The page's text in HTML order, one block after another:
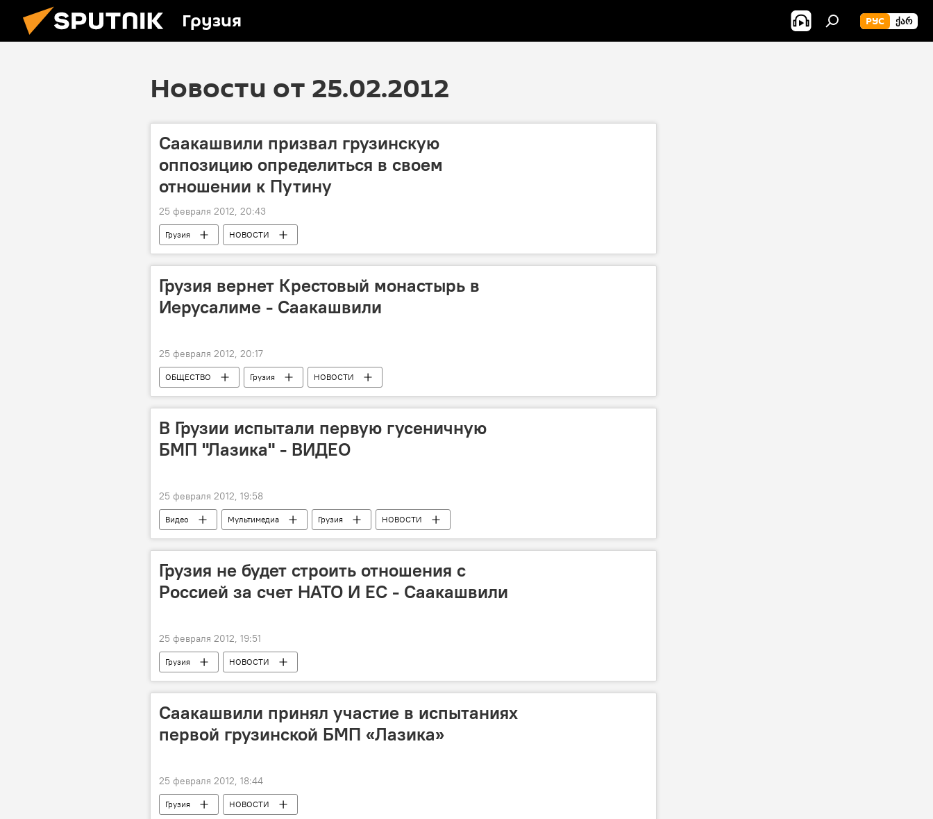
Грузия РУС ᲥᲐᲠ
Новости от 25.02.2012
Саакашвили призвал грузинскую
оппозицию определиться в своем
отношении к Путину
25 февраля 2012, 20:43
Грузия НОВОСТИ
Грузия вернет Крестовый монастырь в
Иерусалиме - Саакашвили
25 февраля 2012, 20:17
ОБЩЕСТВО Грузия НОВОСТИ
В Грузии испытали первую гусеничную
БМП "Лазика" - ВИДЕО
25 февраля 2012, 19:58
Видео Мультимедиа Грузия
НОВОСТИ
В Грузии прошли испытания боевой машины пехоты на гусеничном ходу "Лазика"
Грузия не будет строить отношения с
Россией за счет НАТО И ЕС - Саакашвили
25 февраля 2012, 19:51
Грузия НОВОСТИ
Саакашвили принял участие в испытаниях
первой грузинской БМП «Лазика»
25 февраля 2012, 18:44
Грузия
НОВОСТИ